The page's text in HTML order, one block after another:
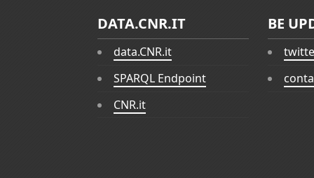
DATA.CNR.IT
data.CNR.it
SPARQL Endpoint
CNR.it
BE